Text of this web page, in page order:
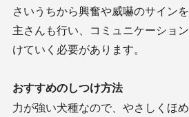
さいうちから興奮や威嚇のサイン
主さんも行い、コミュニケーショ
けていく必要があります。
おすすめのしつけ方法
力が強い犬種なので、やさしくほ